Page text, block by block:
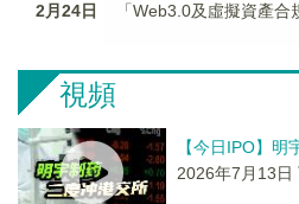
2月24日 「Web3.0及虛擬資產
視頻
【今日IPO】明
2026年7月13日